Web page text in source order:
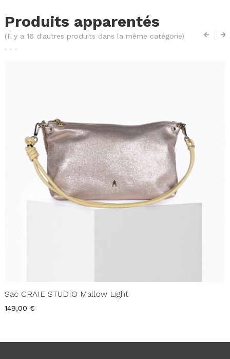
Produits apparentés
(Il y a 16 d'autres produits dans la même catégorie)
Sac CRAIE STUDIO Mallow Light
Prix
149,00 €